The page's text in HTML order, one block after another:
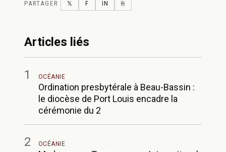
PARTAGER 𝕏 TWITTER
F FACEBOOK
IN LINKEDIN
⎘COPY LINK
Articles liés
1 OCÉANIE
Ordination presbytérale à Beau-Bassin :
le diocèse de Port Louis encadre la
cérémonie du 2
2 OCÉANIE